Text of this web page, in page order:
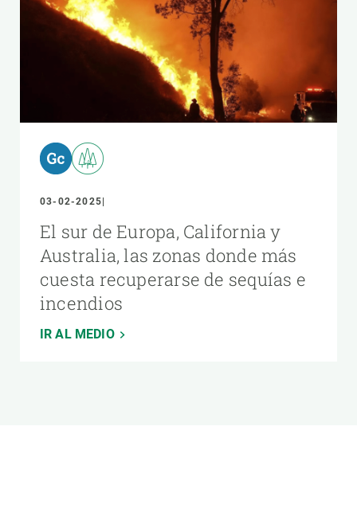
03-02-2025
El sur de Europa, California y
Australia, las zonas donde más
cuesta recuperarse de sequías e
incendios
IR AL MEDIO